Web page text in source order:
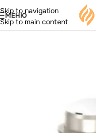
Skip to navigation
Skip to main content
МЕНЮ